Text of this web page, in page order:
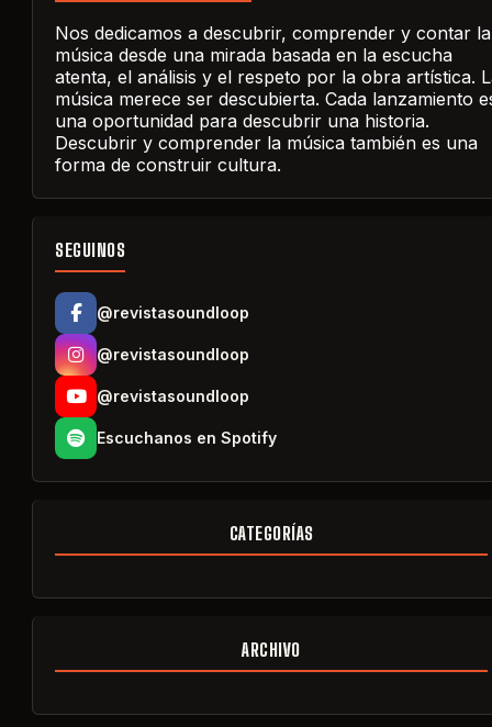
Nos dedicamos a descubrir, comprender y contar la
música desde una mirada basada en la escucha
atenta, el análisis y el respeto por la obra artística.
música merece ser descubierta. Cada lanzamiento
una oportunidad para descubrir una historia.
Descubrir y comprender la música también es una
forma de construir cultura.
SEGUINOS
@revistasoundloop
@revistasoundloop
@revistasoundloop
Escuchanos en Spotify
CATEGORÍAS
ARCHIVO